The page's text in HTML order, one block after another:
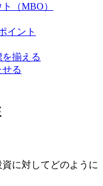
（MBO）
イント
揃える
る
に対してどのように